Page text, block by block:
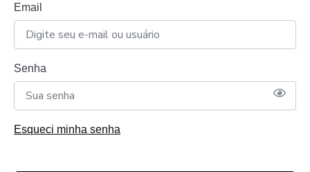
Email
Senha
Esqueci minha senha